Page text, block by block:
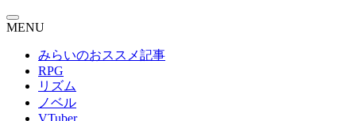
MENU
みらいのおススメ記事
RPG
リズム
ノベル
VTuber